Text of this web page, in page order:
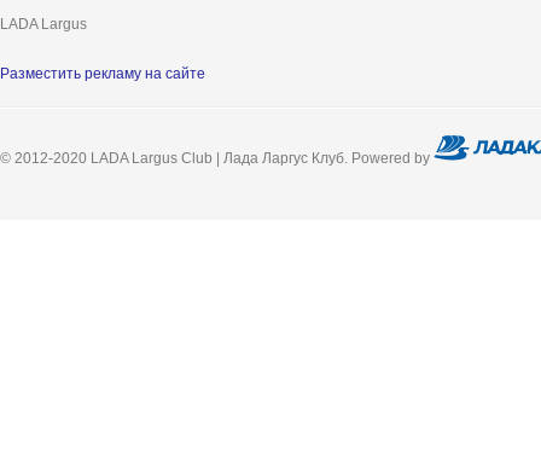
LADA Largus
Разместить рекламу на сайте
© 2012-2020 LADA Largus Club | Лада Ларгус Клуб. Powered by